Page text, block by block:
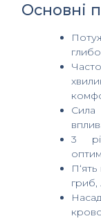
Основні
3
гриб,